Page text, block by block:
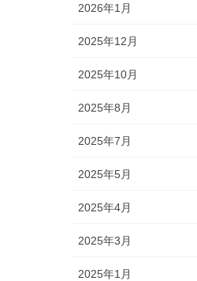
2026年1月
2025年12月
2025年10月
2025年8月
2025年7月
2025年5月
2025年4月
2025年3月
2025年1月